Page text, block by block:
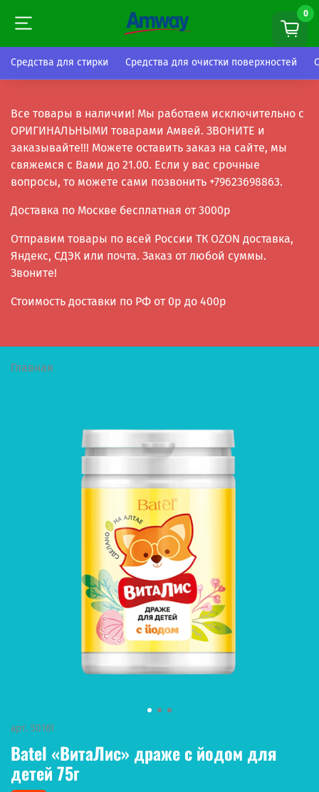
0
Средства для стирки Средства для очистки поверхностей
Все товары в наличии! Мы работаем исключительно с
ОРИГИНАЛЬНЫМИ товарами Амвей. ЗВОНИТЕ и
заказывайте!!! Можете оставить заказ на сайте, мы
свяжемся с Вами до 21.00. Если у вас срочные
вопросы, то можете сами позвонить +79623698863.
Доставка по Москве бесплатная от 3000р
Отправим товары по всей России ТК OZON доставка,
Яндекс, СДЭК или почта. Заказ от любой суммы.
Звоните!
Стоимость доставки по РФ от 0р до 400р
Главная
арт. 50161
Batel «ВитаЛис» драже с йодом для
детей 75г
0